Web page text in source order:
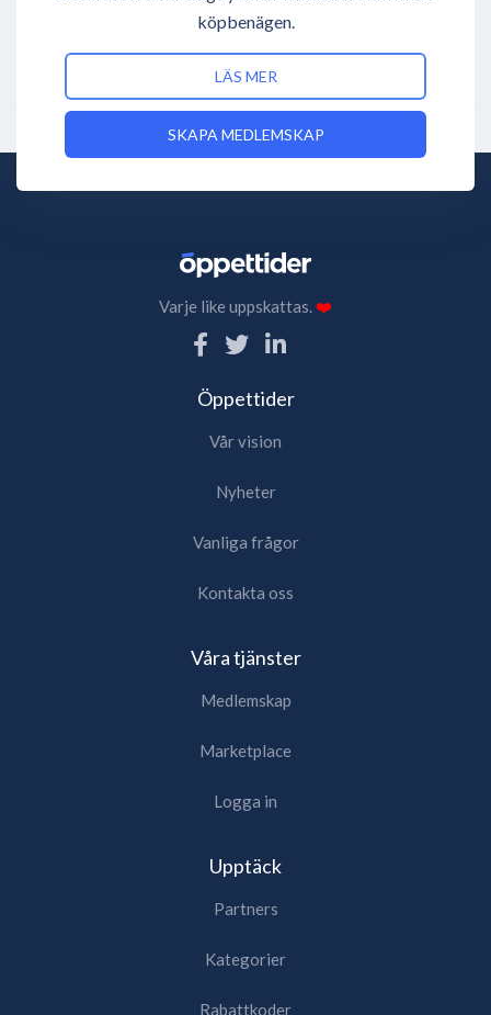
köpbenägen.
LÄS MER
SKAPA MEDLEMSKAP
Varje like uppskattas.❤️
Öppettider
Vår vision
Nyheter
Vanliga frågor
Kontakta oss
Våra tjänster
Medlemskap
Marketplace
Logga in
Upptäck
Partners
Kategorier
Rabattkoder